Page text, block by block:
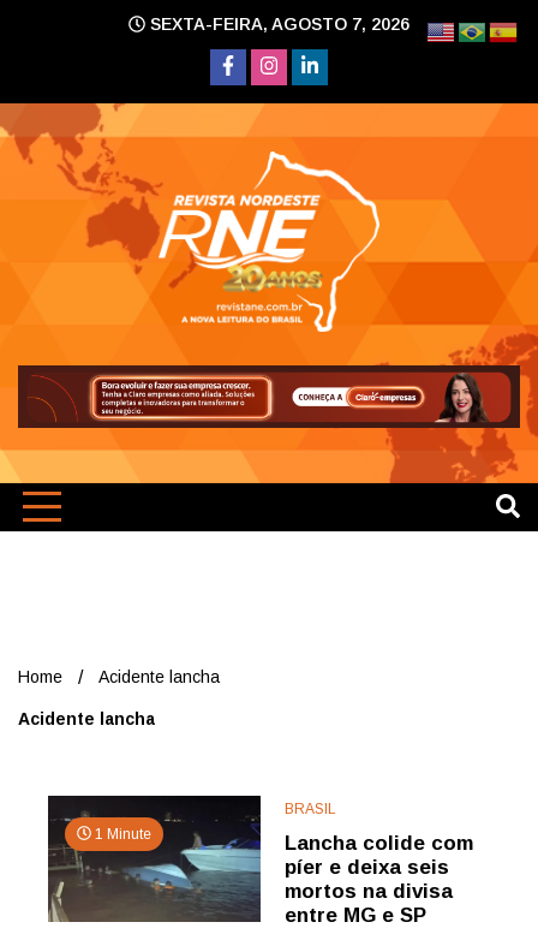
SEXTA-FEIRA, AGOSTO 7, 2026
Home Acidente lancha
Acidente lancha
1 Minute
BRASIL
Lancha colide com
píer e deixa seis
mortos na divisa
entre MG e SP